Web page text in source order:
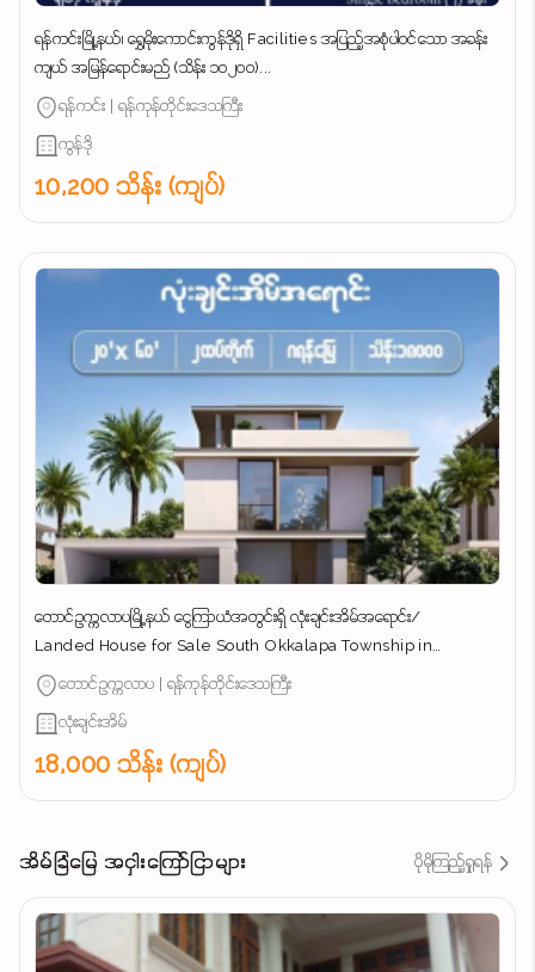
ရန်ကင်းမြို့နယ်၊ ရွှေမိုးကောင်းကွန်ဒိုရှိ Facilities အပြည့်အစုံပါဝင်သော အခန်း
ကျယ် အမြန်ရောင်းမည် (သိန်း ၁၀၂၀၀)...
ရန်ကင်း | ရန်ကုန်တိုင်းဒေသကြီး
ကွန်ဒို
10,200 သိန်း (ကျပ်)
တောင်ဥက္ကလာပမြို့နယ် ​ငွေကြာယံအတွင်းရှိ လုံးချင်းအိမ်အ​ရောင်း/
Landed House for Sale South Okkalapa Township in
Yangon/
တောင်ဥက္ကလာပ | ရန်ကုန်တိုင်းဒေသကြီး
လုံးချင်းအိမ်
18,000 သိန်း (ကျပ်)
အိမ်ခြံမြေ အငှါးကြော်ငြာများ ပိုမိုကြည့်ရှုရန်